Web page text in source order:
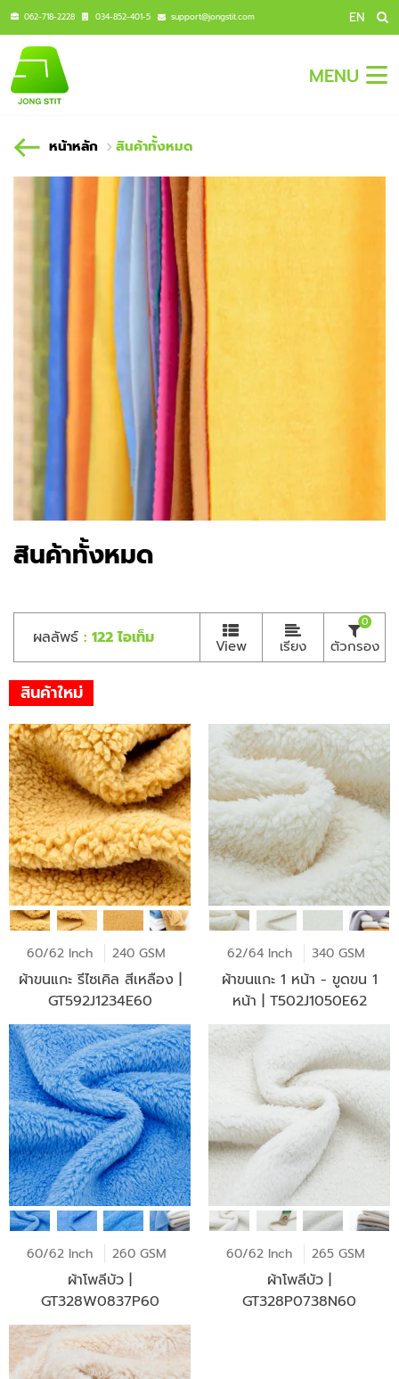
062-718-2228 034-852-401-5 support@jongstit.com EN
MENU
หน้าหลัก สินค้าทั้งหมด
สินค้าทั้งหมด
ผลลัพธ์ : 122 ไอเท็ม View เรียง ตัวกรอง
0
สินค้าใหม่
60/62 Inch 240 GSM
ผ้าขนแกะ รีไซเคิล สีเหลือง |
GT592J1234E60
62/64 Inch 340 GSM
ผ้าขนแกะ 1 หน้า - ขูดขน 1
หน้า | T502J1050E62
60/62 Inch 260 GSM
ผ้าโพลีบัว |
GT328W0837P60
60/62 Inch 265 GSM
ผ้าโพลีบัว |
GT328P0738N60